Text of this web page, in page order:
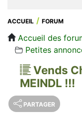
ACCUEIL FORUM
Accueil des
Petites
Vends
MEINDL !!!
PARTAGER